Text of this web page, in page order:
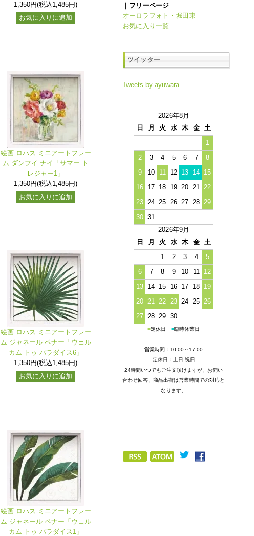
1,350円(税込1,485円)
お気に入りに追加
絵画 ロハス ミニアートフレー
ム ダンフイ ナイ「サマー ト
レジャー1」
1,350円(税込1,485円)
お気に入りに追加
絵画 ロハス ミニアートフレー
ム ジャネール ペナー「ウェル
カム トゥ パラダイス6」
1,350円(税込1,485円)
お気に入りに追加
絵画 ロハス ミニアートフレー
ム ジャネール ペナー「ウェル
カム トゥ パラダイス1」
｜フリーページ
オーロラフォト・堀田東
お気に入り一覧
Tweets by ayuwara
2026年8月
日
月 火 水 木 金
土
1
2
3 4 5 6 7
8
9
10 11 12 13 14 15
16 17 18 19 20 21
22
23 24 25 26 27 28 29
30 31
2026年9月
日
月 火 水 木 金
土
1
2 3 4
5
6
7 8 9 10 11
12
13 14 15 16 17 18 19
20 21 22 23 24 25 26
27 28 29 30
■定休日 ■臨時休業日
営業時間：10:00～17:00
定休日：土日 祝日
24時間いつでもご注文頂けますが、お問い
合わせ回答、商品出荷は営業時間での対応と
なります。